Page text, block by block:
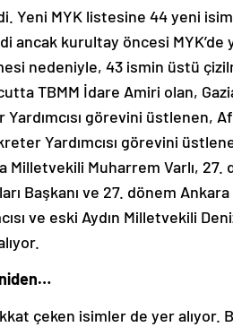
Yeni MYK listesine 44 yeni
ancak kurultay öncesi MYK’de
nedeniyle, 43 ismin üstü
TBMM İdare Amiri olan,
Yardımcısı görevini üstlenen,
Yardımcısı görevini
Milletvekili Muharrem Varlı,
Başkanı ve 27. dönem
ve eski Aydın Milletvekili
çeken isimler de yer